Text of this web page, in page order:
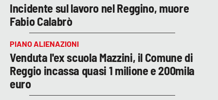
Incidente sul lavoro nel Reggino, muore
Fabio Calabrò
PIANO ALIENAZIONI
Venduta l'ex scuola Mazzini, il Comune di
Reggio incassa quasi 1 milione e 200mila
euro